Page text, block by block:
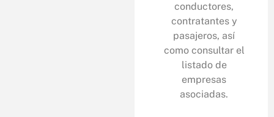
conductores,
contratantes y
pasajeros, así
como consultar el
listado de
empresas
asociadas.